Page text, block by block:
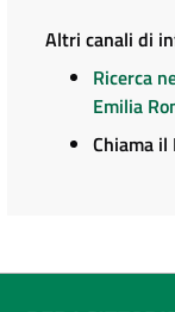
Altri canali di
Ricerca
Emilia
Chiama